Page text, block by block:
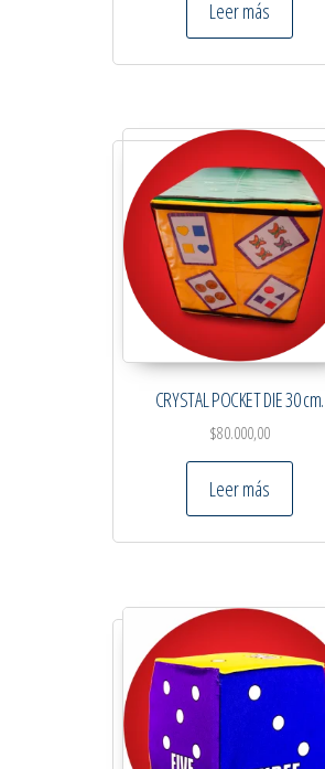
Leer más
CRYSTAL POCKET DIE 30 cm.
$80.000,00
Leer más